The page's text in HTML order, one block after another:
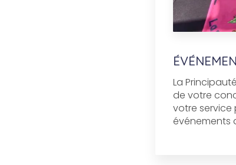
La
de votre
votre service
événements